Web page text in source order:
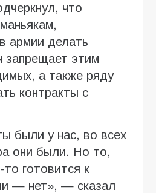
что
армии делать
запрещает этим
а также ряду
контракты с
были у нас, во всех
они были. Но то,
готовится к
— нет», — сказал